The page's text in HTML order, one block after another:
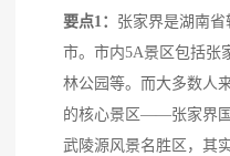
要点1： 张家界是湖南
市。市内5A景区包括张
林公园等。而大多数人
的核心景区——张家界
武陵源风景名胜区，其